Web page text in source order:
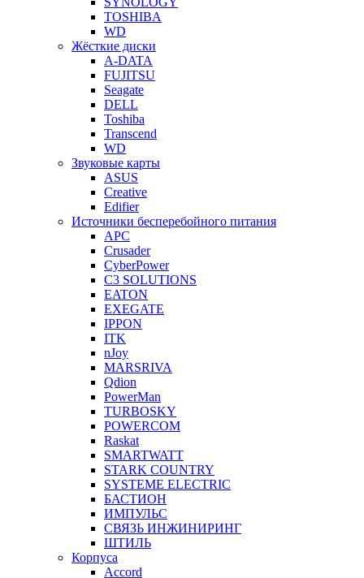
TOSHIBA
WD
Жёсткие диски
A-DATA
FUJITSU
Seagate
DELL
Toshiba
Transcend
WD
Звуковые карты
ASUS
Creative
Edifier
Источники бесперебойного питания
APC
Crusader
CyberPower
C3 SOLUTIONS
EATON
EXEGATE
IPPON
ITK
nJoy
MARSRIVA
Qdion
PowerMan
TURBOSKY
POWERCOM
Raskat
SMARTWATT
STARK COUNTRY
SYSTEME ELECTRIC
БАСТИОН
ИМПУЛЬС
СВЯЗЬ ИНЖИНИРИНГ
ШТИЛЬ
Корпуса
Accord